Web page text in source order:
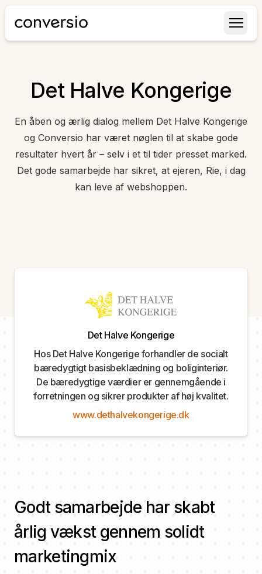
Conversio
Det Halve Kongerige
En åben og ærlig dialog mellem Det Halve Kongerige
og Conversio har været nøglen til at skabe gode
resultater hvert år – selv i et til tider presset marked.
Det gode samarbejde har sikret, at ejeren, Rie, i dag
kan leve af webshoppen.
Det Halve Kongerige
Hos Det Halve Kongerige forhandler de socialt
bæredygtigt basisbeklædning og boliginteriør.
De bæredygtige værdier er gennemgående i
forretningen og sikrer produkter af høj kvalitet.
www.dethalvekongerige.dk
Godt samarbejde har skabt
årlig vækst gennem solidt
marketingmix